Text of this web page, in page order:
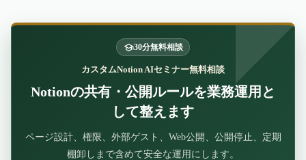
30分無料相談
カスタムNotion AIセミナー無料相談
Notionの共有・公開ルールを業務運用と
して整えます
ページ設計、権限、外部ゲスト、Web公開、公開停止、定期
棚卸しまで含めて安全な運用にします。